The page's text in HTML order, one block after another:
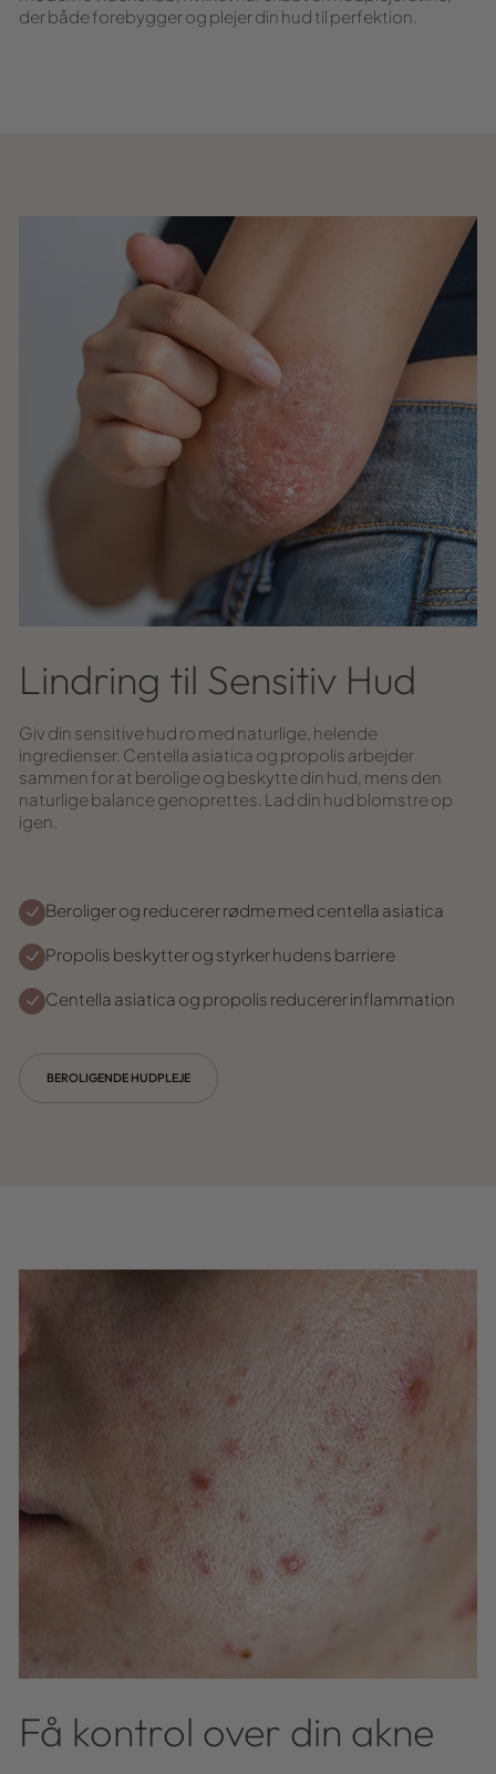
der både forebygger og plejer din hud til perfektion.
Lindring til Sensitiv Hud
Giv din sensitive hud ro med naturlige, helende
ingredienser. Centella asiatica og propolis arbejder
sammen for at berolige og beskytte din hud, mens den
naturlige balance genoprettes. Lad din hud blomstre op
igen.
Beroliger og reducerer rødme med centella asiatica
Propolis beskytter og styrker hudens barriere
Centella asiatica og propolis reducerer inflammation
BEROLIGENDE HUDPLEJE
Få kontrol over din akne